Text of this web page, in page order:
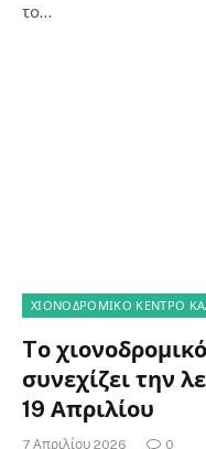
το…
ΧΙΟΝΟΔΡΟΜΙΚΟ ΚΕΝΤΡΟ
Tο
συνεχίζει την
19 Απριλίου
7 Απριλίου 2026 0